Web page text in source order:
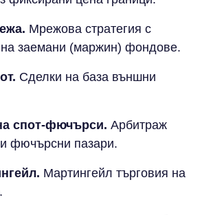
Мрежова стратегия с
на заемани (маржин) фондове.
Сделки на база външни
спот-фючърси. Арбитраж
фючърсни пазари.
Мартингейл търговия на